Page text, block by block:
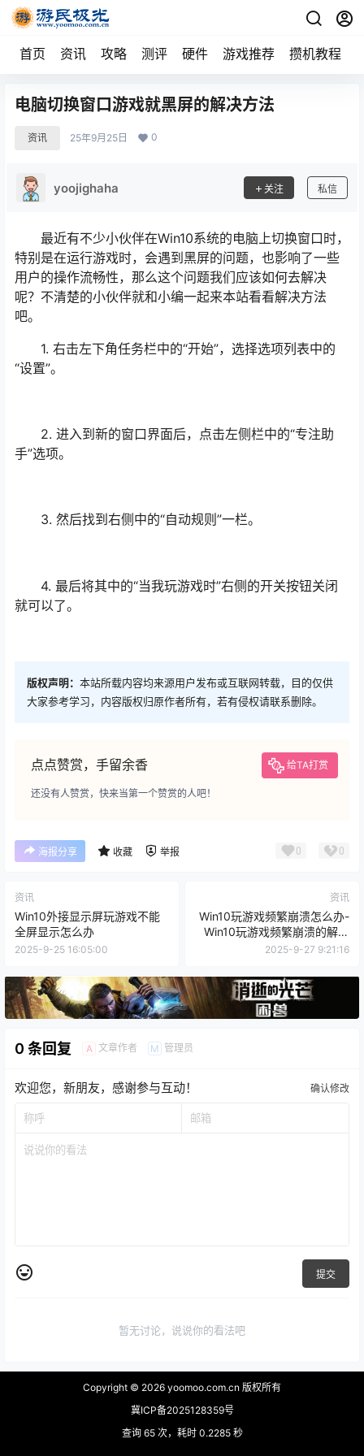
首页 资讯 攻略 测评 硬件 游戏推荐 攒机教程
电脑切换窗口游戏就黑屏的解决方法
资讯 25年9月25日 0
yoojighaha 关注 私信
最近有不少小伙伴在Win10系统的电脑上切换窗口时，
特别是在运行游戏时，会遇到黑屏的问题，也影响了一些
用户的操作流畅性，那么这个问题我们应该如何去解决
呢？不清楚的小伙伴就和小编一起来本站看看解决方法
吧。
1. 右击左下角任务栏中的“开始”，选择选项列表中的
“设置”。
2. 进入到新的窗口界面后，点击左侧栏中的“专注助
手”选项。
3. 然后找到右侧中的“自动规则”一栏。
4. 最后将其中的“当我玩游戏时”右侧的开关按钮关闭
就可以了。
版权声明： 本站所载内容均来源用户发布或互联网转载，目的仅供
大家参考学习，内容版权归原作者所有，若有侵权请联系删除。
点点赞赏，手留余香 给TA打赏
还没有人赞赏，快来当第一个赞赏的人吧！
海报分享 收藏 举报 0 0
资讯
Win10外接显示屏玩游戏不能
全屏显示怎么办
2025-9-25 16:05:00
资讯
Win10玩游戏频繁崩溃怎么办-
Win10玩游戏频繁崩溃的解决
办法
2025-9-27 9:21:16
0 条回复 A 文章作者 M 管理员
欢迎您，新朋友，感谢参与互动！ 确认修改
提交
暂无讨论，说说你的看法吧
Copyright © 2026 yoomoo.com.cn 版权所有
冀ICP备2025128359号
查询 65 次，耗时 0.2285 秒